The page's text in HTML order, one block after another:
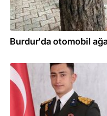
Burdur'da otomobil
16.06.2026